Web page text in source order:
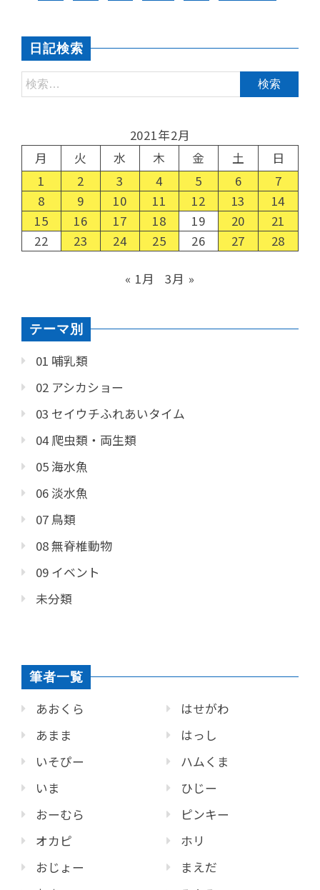
日記検索
2021年2月
月
火 水 木 金 土
日
1
2 3 4 5 6
7
8
9 10 11 12 13
14
15
16 17 18 19 20
21
22
23 24 25 26 27 28
« 1月 3月 »
テーマ別
01 哺乳類
02 アシカショー
03 セイウチふれあいタイム
04 爬虫類・両生類
05 海水魚
06 淡水魚
07 鳥類
08 無脊椎動物
09 イベント
未分類
筆者一覧
あおくら
あまま
いそぴー
いま
おーむら
オカピ
おじょー
はせがわ
はっし
ハムくま
ひじー
ピンキー
ホリ
まえだ